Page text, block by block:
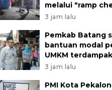
melalui "ramp
3 jam lalu
Pemkab Batang
bantuan modal
UMKM
3 jam lalu
PMI Kota